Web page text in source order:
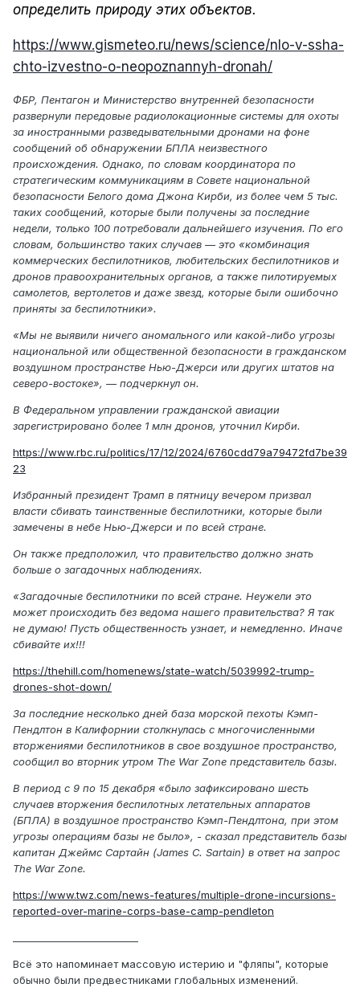
определить природу этих объектов.
https://www.gismeteo.ru/news/science/nlo-v-ssha-
chto-izvestno-o-neopoznannyh-dronah/
ФБР, Пентагон и Министерство внутренней безопасности
развернули передовые радиолокационные системы для охоты
за иностранными разведывательными дронами на фоне
сообщений об обнаружении БПЛА неизвестного
происхождения. Однако, по словам координатора по
стратегическим коммуникациям в Совете национальной
безопасности Белого дома Джона Кирби, из более чем 5 тыс.
таких сообщений, которые были получены за последние
недели, только 100 потребовали дальнейшего изучения. По его
словам, большинство таких случаев — это «комбинация
коммерческих беспилотников, любительских беспилотников и
дронов правоохранительных органов, а также пилотируемых
самолетов, вертолетов и даже звезд, которые были ошибочно
приняты за беспилотники».
«Мы не выявили ничего аномального или какой-либо угрозы
национальной или общественной безопасности в гражданском
воздушном пространстве Нью-Джерси или других штатов на
северо-востоке», — подчеркнул он.
В Федеральном управлении гражданской авиации
зарегистрировано более 1 млн дронов, уточнил Кирби.
https://www.rbc.ru/politics/17/12/2024/6760cdd79a79472fd7be39
23
Избранный президент Трамп в пятницу вечером призвал
власти сбивать таинственные беспилотники, которые были
замечены в небе Нью-Джерси и по всей стране.
Он также предположил, что правительство должно знать
больше о загадочных наблюдениях.
«Загадочные беспилотники по всей стране. Неужели это
может происходить без ведома нашего правительства? Я так
не думаю! Пусть общественность узнает, и немедленно. Иначе
сбивайте их!!!
https://thehill.com/homenews/state-watch/5039992-trump-
drones-shot-down/
За последние несколько дней база морской пехоты Кэмп-
Пендлтон в Калифорнии столкнулась с многочисленными
вторжениями беспилотников в свое воздушное пространство,
сообщил во вторник утром The War Zone представитель базы.
В период с 9 по 15 декабря «было зафиксировано шесть
случаев вторжения беспилотных летательных аппаратов
(БПЛА) в воздушное пространство Кэмп-Пендлтона, при этом
угрозы операциям базы не было», - сказал представитель базы
капитан Джеймс Сартайн (James C. Sartain) в ответ на запрос
The War Zone.
https://www.twz.com/news-features/multiple-drone-incursions-
reported-over-marine-corps-base-camp-pendleton
Всё это напоминает массовую истерию и "фляпы", которые
обычно были предвестниками глобальных изменений.